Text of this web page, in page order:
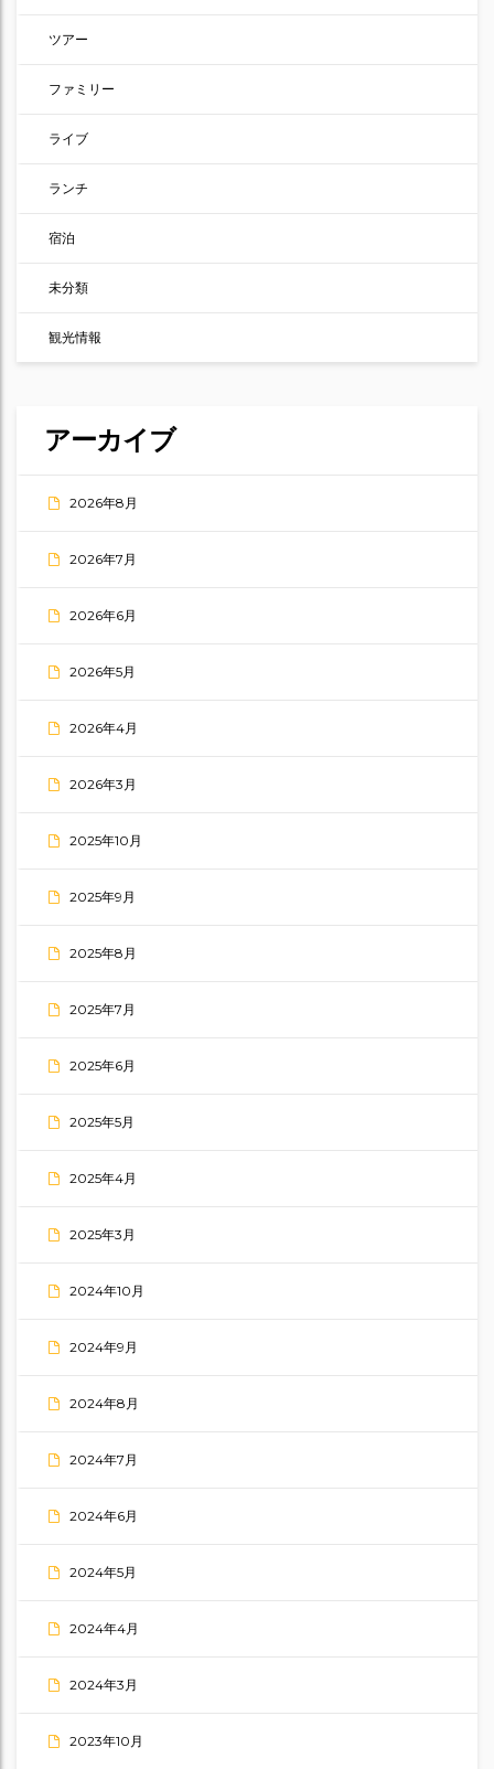
ツアー
ファミリー
ライブ
ランチ
宿泊
未分類
観光情報
アーカイブ
2026年8月
2026年7月
2026年6月
2026年5月
2026年4月
2026年3月
2025年10月
2025年9月
2025年8月
2025年7月
2025年6月
2025年5月
2025年4月
2025年3月
2024年10月
2024年9月
2024年8月
2024年7月
2024年6月
2024年5月
2024年4月
2024年3月
2023年10月